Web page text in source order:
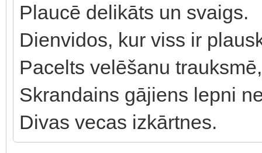
Plaucē delikāts un svaigs.
Dienvidos, kur viss ir
Pacelts velēšanu trauksmē,
Skrandains gājiens lepni
Divas vecas izkārtnes.